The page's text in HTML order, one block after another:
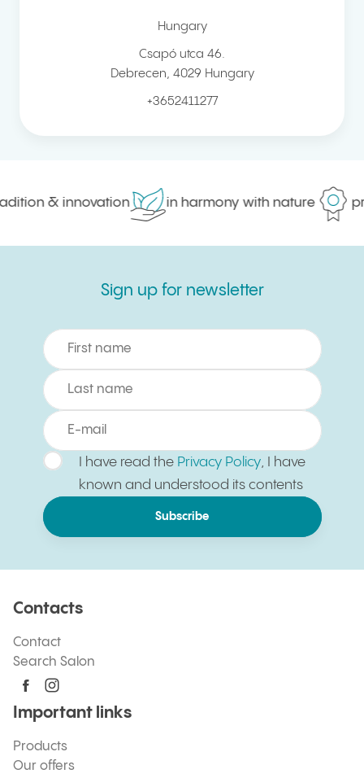
Hungary
Csapó utca 46.
Debrecen 4029 Hungary
+3652411277
& innovation in harmony with nature
Sign up for newsletter
Sign up for newsletter
I have read the Privacy Policy, I have
known and understood its contents
Subscribe
Contacts
Contact
Search Salon
Important links
Products
Our offers